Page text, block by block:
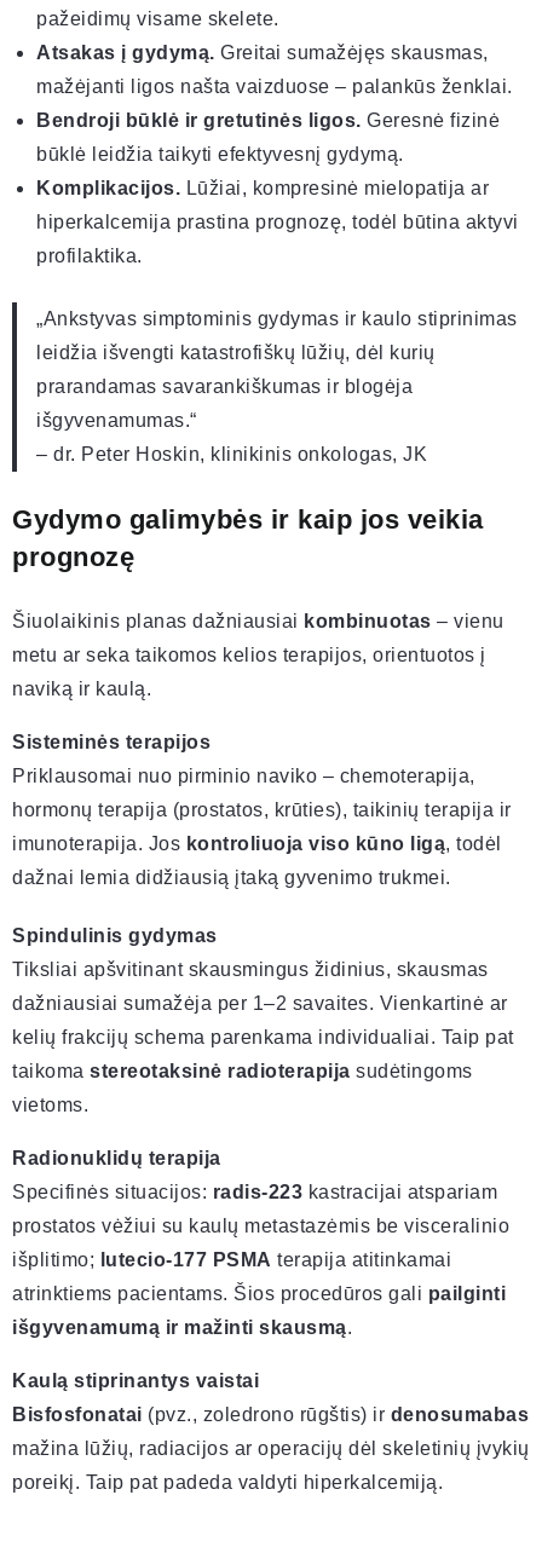
pažeidimų visame skelete.
Atsakas į gydymą. Greitai sumažėjęs skausmas,
mažėjanti ligos našta vaizduose – palankūs ženklai.
Bendroji būklė ir gretutinės ligos. Geresnė fizinė
būklė leidžia taikyti efektyvesnį gydymą.
Komplikacijos. Lūžiai, kompresinė mielopatija ar
hiperkalcemija prastina prognozę, todėl būtina aktyvi
profilaktika.
„Ankstyvas simptominis gydymas ir kaulo stiprinimas
leidžia išvengti katastrofiškų lūžių, dėl kurių
prarandamas savarankiškumas ir blogėja
išgyvenamumas.“
– dr. Peter Hoskin, klinikinis onkologas, JK
Gydymo galimybės ir kaip jos veikia
prognozę
Šiuolaikinis planas dažniausiai kombinuotas – vienu
metu ar seka taikomos kelios terapijos, orientuotos į
naviką ir kaulą.
Sisteminės terapijos
Priklausomai nuo pirminio naviko – chemoterapija,
hormonų terapija (prostatos, krūties), taikinių terapija ir
imunoterapija. Jos kontroliuoja viso kūno ligą, todėl
dažnai lemia didžiausią įtaką gyvenimo trukmei.
Spindulinis gydymas
Tiksliai apšvitinant skausmingus židinius, skausmas
dažniausiai sumažėja per 1–2 savaites. Vienkartinė ar
kelių frakcijų schema parenkama individualiai. Taip pat
taikoma stereotaksinė radioterapija sudėtingoms
vietoms.
Radionuklidų terapija
Specifinės situacijos: radis-223 kastracijai atspariam
prostatos vėžiui su kaulų metastazėmis be visceralinio
išplitimo;
lutecio-177 PSMA terapija atitinkamai
atrinktiems pacientams. Šios procedūros gali pailginti
išgyvenamumą ir mažinti skausmą.
Kaulą stiprinantys vaistai
Bisfosfonatai (pvz., zoledrono rūgštis) ir denosumabas
mažina lūžių, radiacijos ar operacijų dėl skeletinių įvykių
poreikį. Taip pat padeda valdyti hiperkalcemiją.